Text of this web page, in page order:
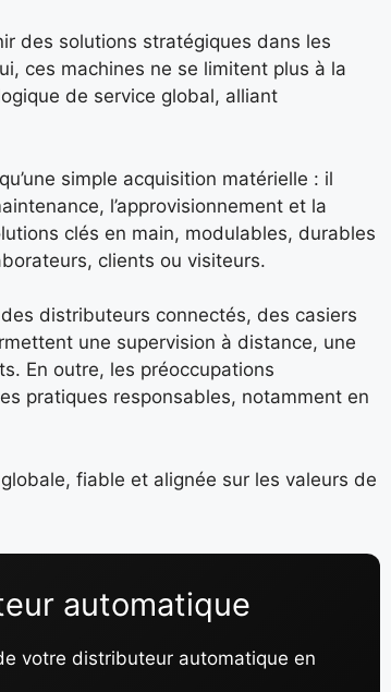
des solutions stratégiques dans les
ces machines ne se limitent plus à la
de service global, alliant
simple acquisition matérielle : il
l’approvisionnement et la
clés en main, modulables, durables
clients ou visiteurs.
distributeurs connectés, des casiers
une supervision à distance, une
En outre, les préoccupations
pratiques responsables, notamment en
fiable et alignée sur les valeurs de
automatique
votre distributeur automatique en